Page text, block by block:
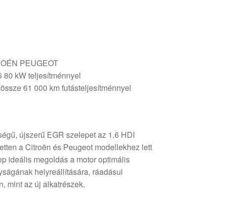
PEUGEOT
80 kW teljesítménnyel
61 000 km futásteljesítménnyel
újszerű EGR szelepet az 1.6 HDI
a Citroën és Peugeot modellekhez lett
ideális megoldás a motor optimális
helyreállítására, ráadásul
mint az új alkatrészek.